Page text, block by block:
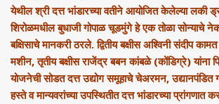
येथील श्री दत्त भांडारच्या वतीने आयोजित केलेल्या लकी
शिरोळमधील बुधाजी गोपाळ चूडमुंगे हे एक तोळा सोन्याचे
बक्षिसाचे मानकरी ठरले. द्वितीय बक्षीस अश्विनी संदीप
मशीन, तृतीय बक्षीस राजेंद्र बबन कांबळे (कोंडिग्रे) यांना
योजनेची सोडत दत्त उद्योग समूहाचे चेअरमन, उद्यानपंडित
हस्ते व मान्यवरांच्या उपस्थितीत दत्त भांडारच्या प्रांगणात